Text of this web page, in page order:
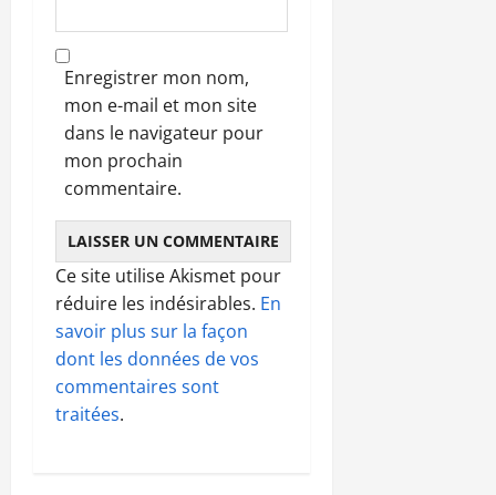
Enregistrer mon nom,
mon e-mail et mon site
dans le navigateur pour
mon prochain
commentaire.
Ce site utilise Akismet pour
réduire les indésirables. En
savoir plus sur la façon
dont les données de vos
commentaires sont
traitées.